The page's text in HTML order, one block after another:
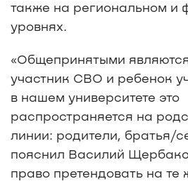
также на региональном и
уровнях.
«Общепринятыми
участник СВО и ребенок
в нашем университете это
распространяется на
линии: родители, братья/
пояснил Василий
право претендовать на те